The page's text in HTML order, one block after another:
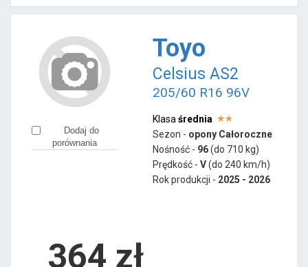
Dodaj do
porównania
Toyo
Celsius AS2
205/60 R16 96V
Klasa średnia
Sezon - opony Całoroczne
Nośność - 96(do 710 kg)
Prędkość - V(do 240 km/h)
Rok produkcji - 2025 - 2026
364 zł